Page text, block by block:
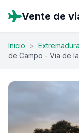
Vente de
Inicio > Extremadura
de Campo - Via de